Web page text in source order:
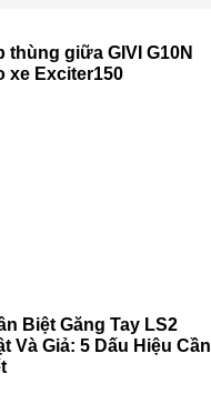
thùng giữa GIVI G10N
xe Exciter150
Biệt Găng Tay LS2
Và Giả: 5 Dấu Hiệu Cần